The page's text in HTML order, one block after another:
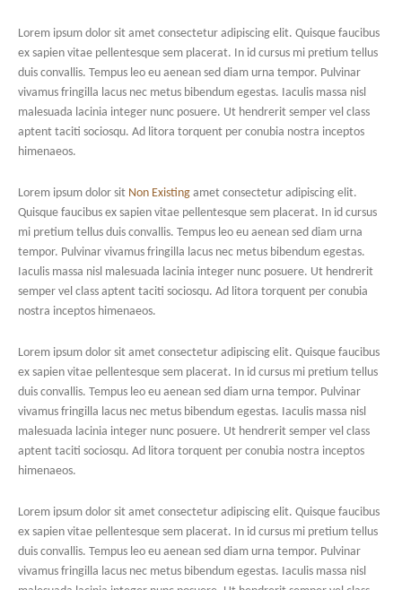
Lorem ipsum dolor sit amet consectetur adipiscing elit. Quisque faucibus
ex sapien vitae pellentesque sem placerat. In id cursus mi pretium tellus
duis convallis. Tempus leo eu aenean sed diam urna tempor. Pulvinar
vivamus fringilla lacus nec metus bibendum egestas. Iaculis massa nisl
malesuada lacinia integer nunc posuere. Ut hendrerit semper vel class
aptent taciti sociosqu. Ad litora torquent per conubia nostra inceptos
himenaeos.
Lorem ipsum dolor sit Non Existing amet consectetur adipiscing elit.
Quisque faucibus ex sapien vitae pellentesque sem placerat. In id cursus
mi pretium tellus duis convallis. Tempus leo eu aenean sed diam urna
tempor. Pulvinar vivamus fringilla lacus nec metus bibendum egestas.
Iaculis massa nisl malesuada lacinia integer nunc posuere. Ut hendrerit
semper vel class aptent taciti sociosqu. Ad litora torquent per conubia
nostra inceptos himenaeos.
Lorem ipsum dolor sit amet consectetur adipiscing elit. Quisque faucibus
ex sapien vitae pellentesque sem placerat. In id cursus mi pretium tellus
duis convallis. Tempus leo eu aenean sed diam urna tempor. Pulvinar
vivamus fringilla lacus nec metus bibendum egestas. Iaculis massa nisl
malesuada lacinia integer nunc posuere. Ut hendrerit semper vel class
aptent taciti sociosqu. Ad litora torquent per conubia nostra inceptos
himenaeos.
Lorem ipsum dolor sit amet consectetur adipiscing elit. Quisque faucibus
ex sapien vitae pellentesque sem placerat. In id cursus mi pretium tellus
duis convallis. Tempus leo eu aenean sed diam urna tempor. Pulvinar
vivamus fringilla lacus nec metus bibendum egestas. Iaculis massa nisl